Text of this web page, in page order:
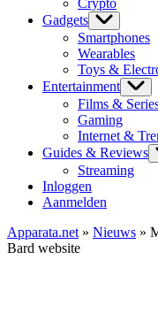
Crypto
Gadgets
Smartphones
Wearables
Toys &
Entertainment
Films &
Gaming
Internet &
Guides & Reviews
Streaming
Inloggen
Aanmelden
Apparata.net » Nieuws »
Bard website